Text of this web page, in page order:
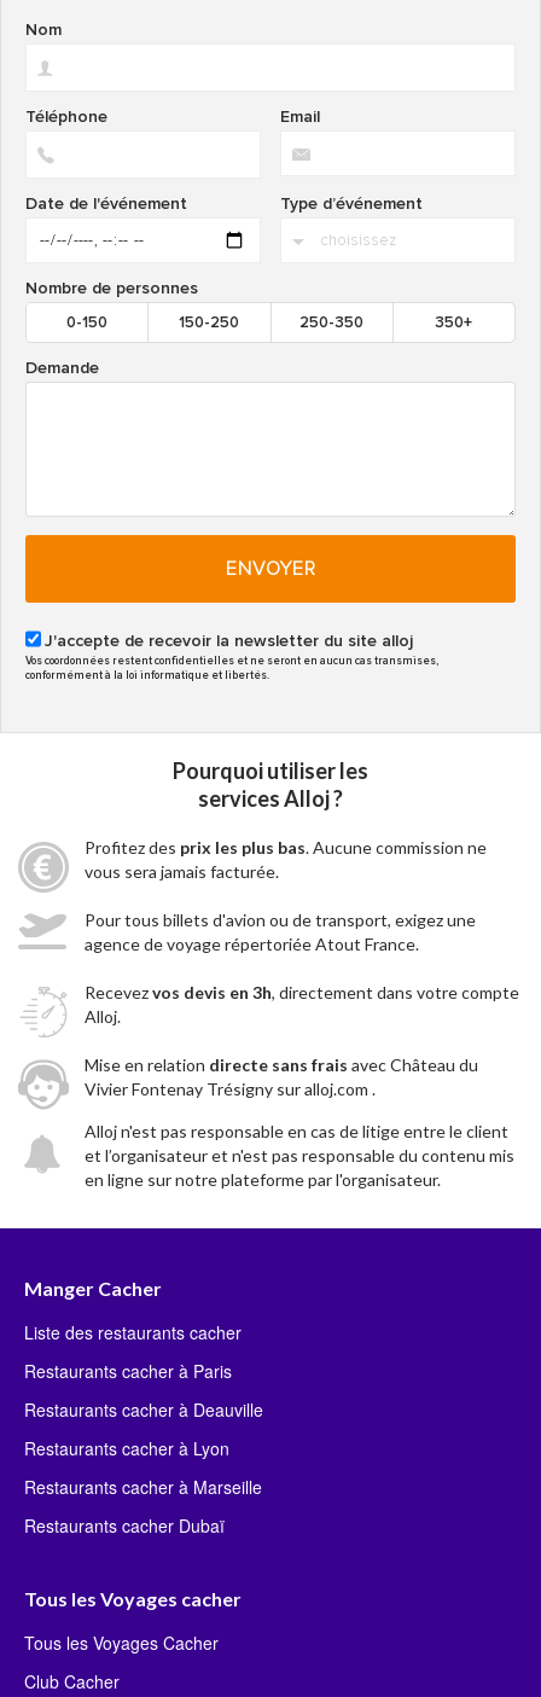
Nom
Email
Téléphone
Type d’événement
Date de l'événement
Nombre de personnes
0-150 150-250 250-350 350+
Demande
ENVOYER
J'accepte de recevoir la newsletter du site alloj
Vos coordonnées restent confidentielles et ne seront en aucun cas transmises,
conformément à la loi informatique et libertés.
Pourquoi utiliser les
services Alloj ?
Profitez des prix les plus bas. Aucune commission ne
vous sera jamais facturée.
Pour tous billets d'avion ou de transport, exigez une
agence de voyage répertoriée Atout France.
Recevezvos devis en 3h, directement dans votre compte
Alloj.
Mise en relation directe sans frais avec Château du
Vivier Fontenay Trésigny sur alloj.com .
Alloj n'est pas responsable en cas de litige entre le client
et l’organisateur et n'est pas responsable du contenu mis
en ligne sur notre plateforme par l'organisateur.
Manger Cacher
Liste des restaurants cacher
Restaurants cacher à Paris
Restaurants cacher à Deauville
Restaurants cacher à Lyon
Restaurants cacher à Marseille
Restaurants cacher Dubaï
Tous les Voyages cacher
Tous les Voyages Cacher
Club Cacher